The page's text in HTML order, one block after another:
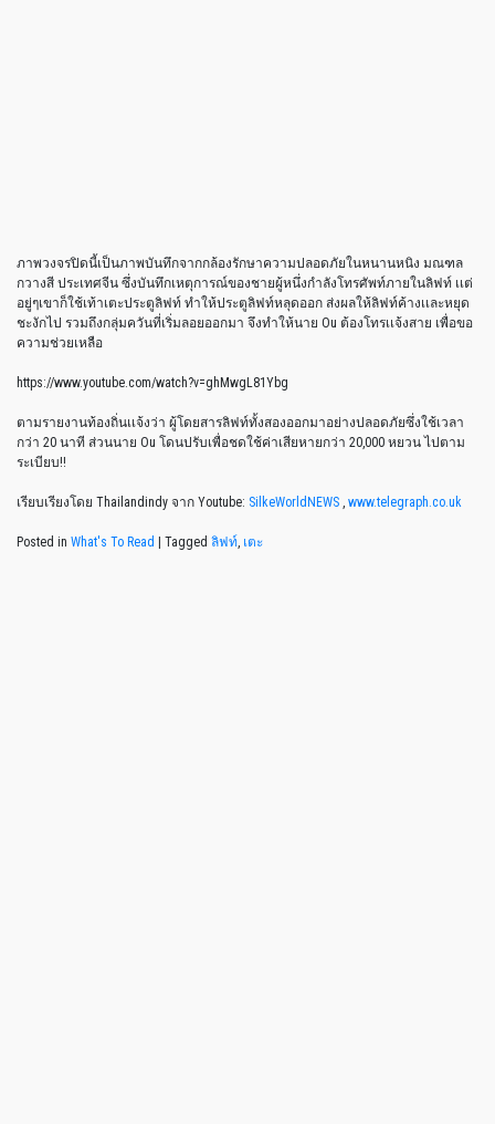
ภาพวงจรปิดนี้เป็นภาพบันทึกจากกล้องรักษาความปลอดภัยในหนานหนิง มณฑล
กวางสี ประเทศจีน ซึ่งบันทึกเหตุการณ์ของชายผู้หนึ่งกำลังโทรศัพท์ภายในลิฟท์ เเต่
อยู่ๆเขาก็ใช้เท้าเตะประตูลิฟท์ ทำให้ประตูลิฟท์หลุดออก ส่งผลให้ลิฟท์ค้างเเละหยุด
ชะงักไป รวมถึงกลุ่มควันที่เริ่มลอยออกมา จึงทำให้นาย Ou ต้องโทรเเจ้งสาย เพื่อขอ
ความช่วยเหลือ
https://www.youtube.com/watch?v=ghMwgL81Ybg
ตามรายงานท้องถิ่นเเจ้งว่า ผู้โดยสารลิฟท์ทั้งสองออกมาอย่างปลอดภัยซึ่งใช้เวลา
กว่า 20 นาที ส่วนนาย Ou โดนปรับเพื่อชดใช้ค่าเสียหายกว่า 20,000 หยวน ไปตาม
ระเบียบ!!
เรียบเรียงโดย Thailandindy จาก Youtube: SilkeWorldNEWS www.telegraph.co.uk
Posted in What's To Read | Tagged ลิฟท์ เตะ